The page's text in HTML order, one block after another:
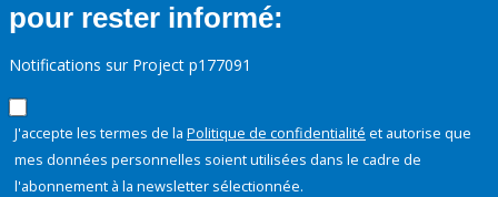
pour rester informé:
Notifications sur Project p177091
J'accepte les termes de la Politique de confidentialité et autorise que
mes données personnelles soient utilisées dans le cadre de
l'abonnement à la newsletter sélectionnée.